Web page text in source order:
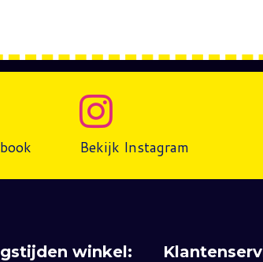
Bekijk Instagram
winkel: